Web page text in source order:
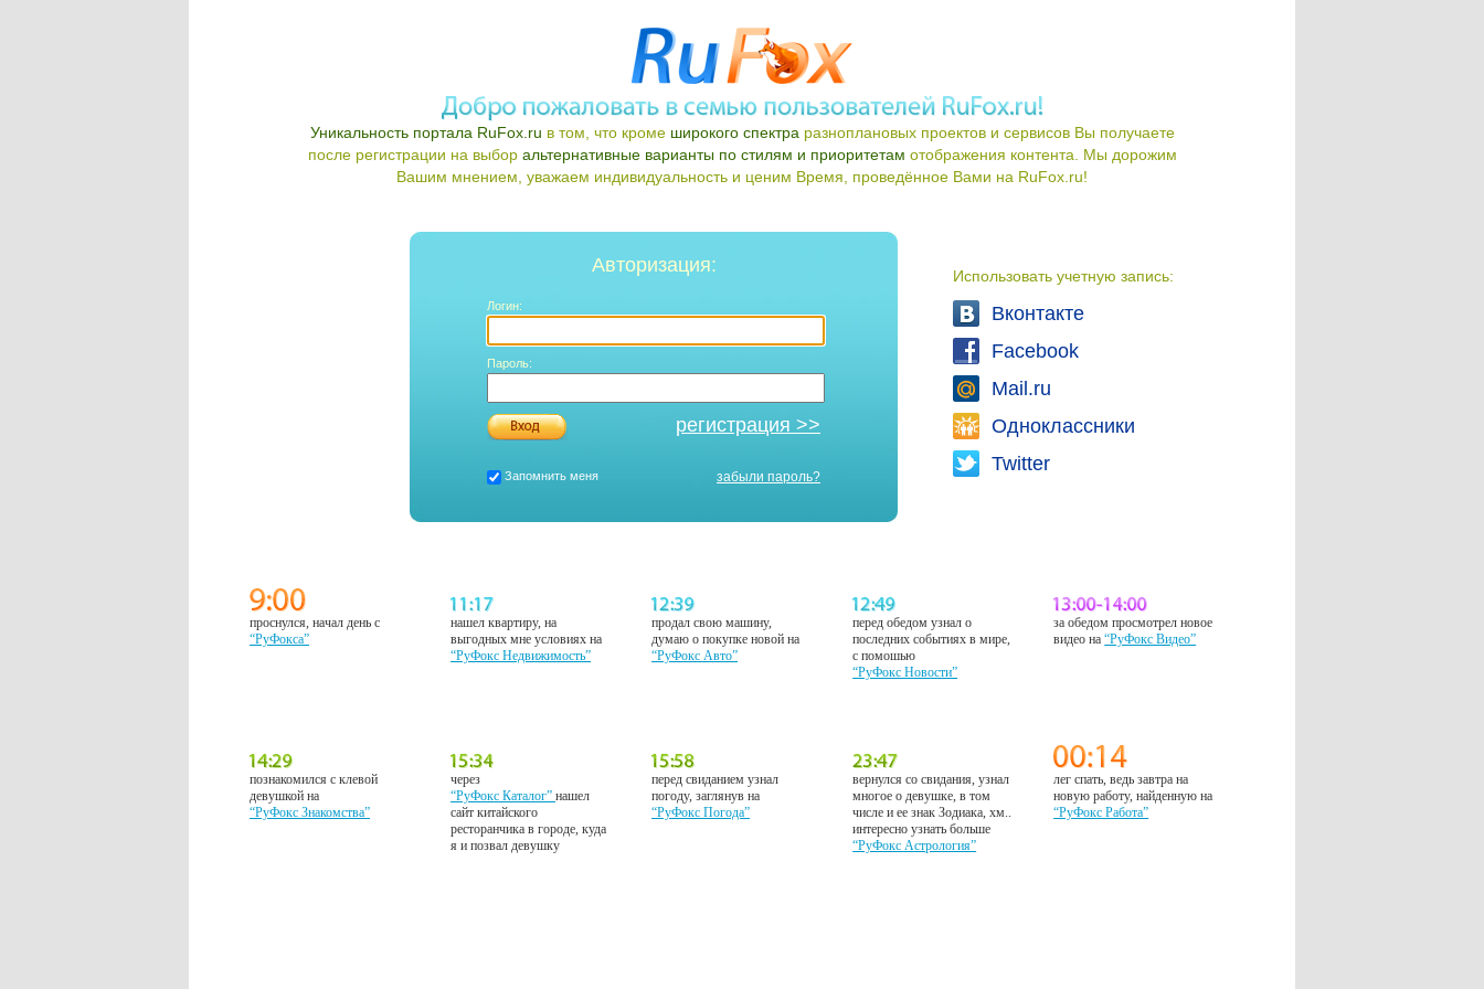
Уникальность портала RuFox.ru в том, что кроме широкого спектра разноплановых проектов и сервисов Вы получаете
после регистрации на выбор альтернативные варианты по стилям и приоритетам отображения контента. Мы дорожим
Вашим мнением, уважаем индивидуальность и ценим Время, проведённое Вами на RuFox.ru!
Использовать учетную запись:
Вконтакте
Facebook
Mail.ru
Одноклассники
Twitter
Авторизация:
Логин:
Пароль:
регистрация >>
Запомнить меня забыли пароль?
проснулся, начал день с
“РуФокса”
нашел квартиру, на
выгодных мне условиях на
“РуФокс Недвижимость”
продал свою машину,
думаю о покупке новой на
“РуФокс Авто”
перед обедом узнал о
последних событиях в мире,
с помошью
“РуФокс Новости”
за обедом просмотрел новое
видео на“РуФокс Видео”
познакомился с клевой
девушкой на
“РуФокс Знакомства”
через
“РуФокс Каталог”нашел
сайт китайского
ресторанчика в городе, куда
я и позвал девушку
перед свиданием узнал
погоду, заглянув на
“РуФокс Погода”
вернулся со свидания, узнал
многое о девушке, в том
числе и ее знак Зодиака, хм..
интересно узнать больше
“РуФокс Астрология”
лег спать, ведь завтра на
новую работу, найденную на
“РуФокс Работа”